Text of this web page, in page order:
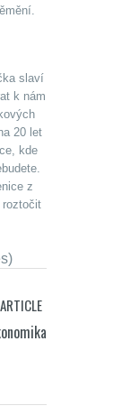
slaví
k nám
20 let
kde
z